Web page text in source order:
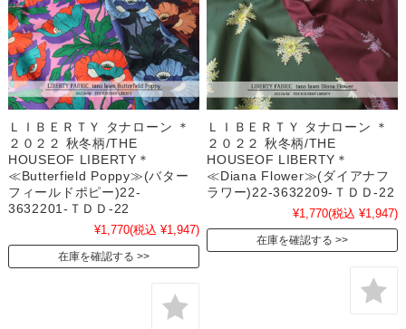
ＬＩＢＥＲＴＹ タナローン ＊
２０２２ 秋冬柄/THE
HOUSEOF LIBERTY＊
≪Butterfield Poppy≫(バター
フィールドポピー)22-
3632201-ＴＤＤ-22
¥1,770(税込 ¥1,947)
在庫を確認する
ＬＩＢＥＲＴＹ タナローン ＊
２０２２ 秋冬柄/THE
HOUSEOF LIBERTY＊
≪Diana Flower≫(ダイアナフ
ラワー)22-3632209-ＴＤＤ-22
¥1,770(税込 ¥1,947)
在庫を確認する